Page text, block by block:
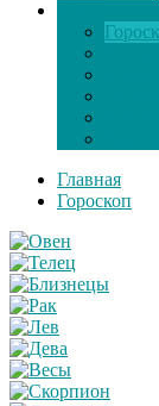
Главная
Гороскоп